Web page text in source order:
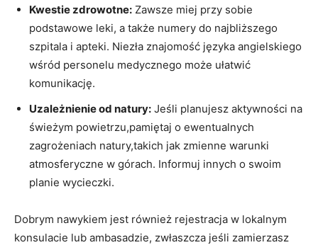
Kwestie zdrowotne: Zawsze miej przy sobie
podstawowe leki, a także numery do⁢ najbliższego
szpitala i apteki. Niezła znajomość języka angielskiego
wśród personelu medycznego może ułatwić
komunikację.
Uzależnienie​ od natury: Jeśli planujesz aktywności⁤ na⁣
świeżym powietrzu,pamiętaj o ewentualnych
zagrożeniach natury,takich jak zmienne warunki
atmosferyczne w górach. Informuj innych o swoim
planie wycieczki.
Dobrym nawykiem jest‌ również rejestracja w lokalnym⁤
konsulacie⁤ lub ambasadzie, zwłaszcza jeśli zamierzasz